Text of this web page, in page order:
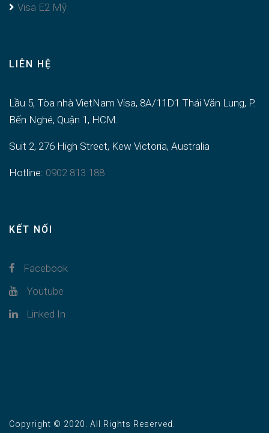
Visa E2 Mỹ
LIÊN HỆ
Lầu 5, Tòa nhà VietNam Visa, 8A/11D1 Thái Văn Lung, P.
Bến Nghé, Quận 1, HCM.
Suit 2, 276 High Street, Kew Victoria, Australia
Hotline: 0902 813 188
KẾT NỐI
Facebook
Youtube
Linked In
Copyright © 2020. All Rights Reserved.